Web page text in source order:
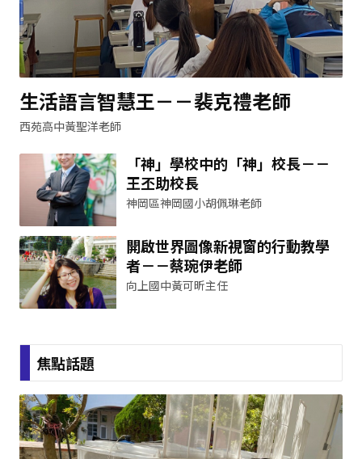
生活語言智慧王－－裴克禮老師
西苑高中黃聖洋老師
「神」學校中的「神」校長－－
王丕助校長
神岡區神岡國小胡佩琳老師
開啟世界圖像新視窗的行動教學
者－－蔡琬伊老師
向上國中黃可昕主任
焦點話題